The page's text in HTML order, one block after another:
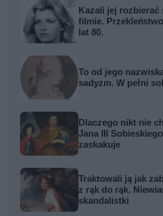
Kazali jej rozbierać
filmie.
lat 80.
To od jego
sadyzm. W pełni
Dlaczego nikt nie
Jana III
zaskakuje
Traktowali ją jak
z rąk do rąk.
skandalistki